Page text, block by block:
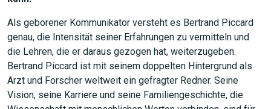
Als geborener Kommunikator versteht es Bertrand Piccard
genau, die Intensität seiner Erfahrungen zu vermitteln und
die Lehren, die er daraus gezogen hat, weiterzugeben.
Bertrand Piccard ist mit seinem doppelten Hintergrund als
Arzt und Forscher weltweit ein gefragter Redner. Seine
Vision, seine Karriere und seine Familiengeschichte, die